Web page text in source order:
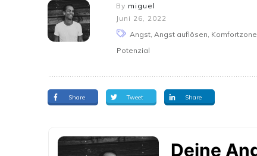
By miguel
Juni 26, 2022
Angst, Angst auflösen, Komfortzone,
Potenzial
Share Tweet Share